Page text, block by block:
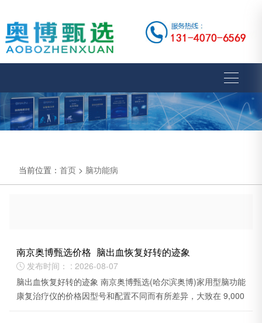
当前位置： 首页 > 脑功能病
南京奥博甄选价格_脑出血恢复好转的迹象
 发布时间： : 2026-08-07
脑出血恢复好转的迹象 南京奥博甄选(哈尔滨奥博)家用型脑功能
康复治疗仪的价格因型号和配置不同而有所差异，大致在 9,000